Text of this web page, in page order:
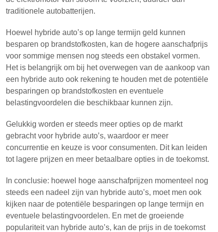
traditionele autobatterijen.
Hoewel hybride auto’s op lange termijn geld kunnen
besparen op brandstofkosten, kan de hogere aanschafprijs
voor sommige mensen nog steeds een obstakel vormen.
Het is belangrijk om bij het overwegen van de aankoop van
een hybride auto ook rekening te houden met de potentiële
besparingen op brandstofkosten en eventuele
belastingvoordelen die beschikbaar kunnen zijn.
Gelukkig worden er steeds meer opties op de markt
gebracht voor hybride auto’s, waardoor er meer
concurrentie en keuze is voor consumenten. Dit kan leiden
tot lagere prijzen en meer betaalbare opties in de toekomst.
In conclusie: hoewel hoge aanschafprijzen momenteel nog
steeds een nadeel zijn van hybride auto’s, moet men ook
kijken naar de potentiële besparingen op lange termijn en
eventuele belastingvoordelen. En met de groeiende
populariteit van hybride auto’s, kan de prijs in de toekomst